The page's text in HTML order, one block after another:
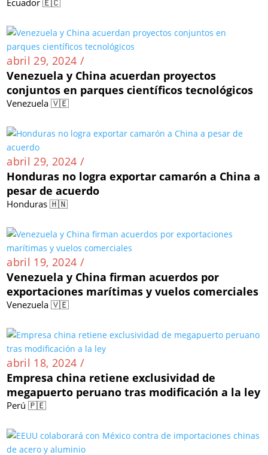
abril 29, 2024 /
Venezuela y China acuerdan proyectos
conjuntos en parques científicos tecnológicos
Venezuela 🇻🇪
abril 29, 2024 /
Honduras no logra exportar camarón a China a
pesar de acuerdo
Honduras 🇭🇳
abril 19, 2024 /
Venezuela y China firman acuerdos por
exportaciones marítimas y vuelos comerciales
Venezuela 🇻🇪
abril 18, 2024 /
Empresa china retiene exclusividad de
megapuerto peruano tras modificación a la ley
Perú 🇵🇪